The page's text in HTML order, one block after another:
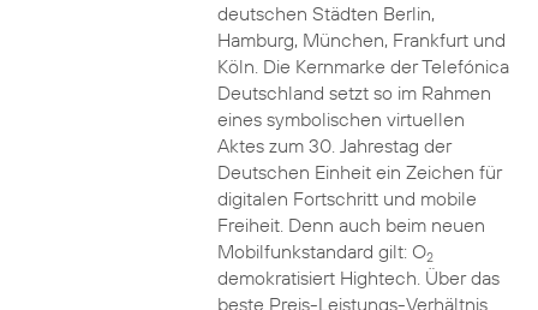
deutschen Städten Berlin,
Hamburg, München, Frankfurt und
Köln. Die Kernmarke der Telefónica
Deutschland setzt so im Rahmen
eines symbolischen virtuellen
Aktes zum 30. Jahrestag der
Deutschen Einheit ein Zeichen für
digitalen Fortschritt und mobile
Freiheit. Denn auch beim neuen
Mobilfunkstandard gilt: O2
demokratisiert Hightech. Über das
beste Preis-Leistungs-Verhältnis